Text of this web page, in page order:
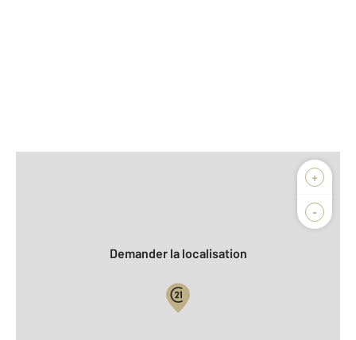
+
-
Biens vendus
Demander la localisation